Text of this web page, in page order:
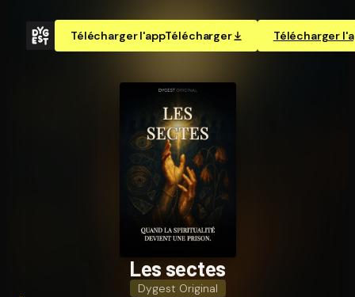
Télécharger l'appTélécharger Télécharger
Les sectes
Dygest Original